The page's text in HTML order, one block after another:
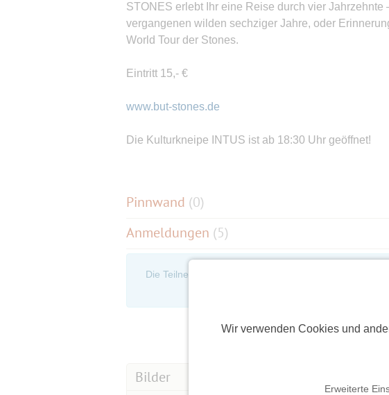
Wir verwenden Cookies und
Erweiterte
STONES erlebt Ihr eine Reise durch vier
vergangenen wilden sechziger Jahre, oder
World Tour der Stones.
Eintritt 15,- €
www.but-stones.de
Die Kulturkneipe INTUS ist ab 18:30 Uhr geöffnet!
Pinnwand (0)
Anmeldungen (5)
Die Teilnehmerliste ist nur für eingeloggte Mitglieder
Bilder